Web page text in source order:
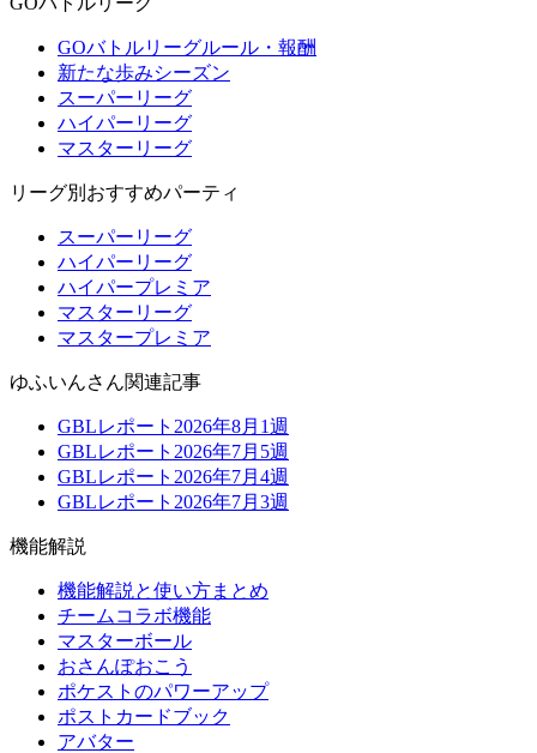
GOバトルリーグルール・報酬
新たな歩みシーズン
スーパーリーグ
ハイパーリーグ
マスターリーグ
リーグ別おすすめパーティ
スーパーリーグ
ハイパーリーグ
ハイパープレミア
マスターリーグ
マスタープレミア
ゆふいんさん関連記事
GBLレポート2026年8月1週
GBLレポート2026年7月5週
GBLレポート2026年7月4週
GBLレポート2026年7月3週
機能解説
機能解説と使い方まとめ
チームコラボ機能
マスターボール
おさんぽおこう
ポケストのパワーアップ
ポストカードブック
アバター